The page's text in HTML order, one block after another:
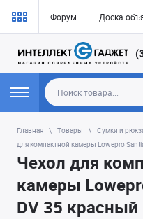
Форум Доска
Главная Товары Сумки и
для компактной камеры Lowepro
Чехол для
камеры
DV 35 красный